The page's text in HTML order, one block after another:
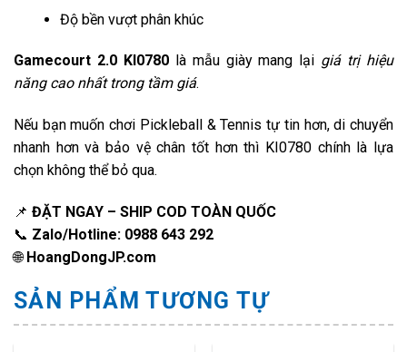
Độ bền vượt phân khúc
Gamecourt 2.0 KI0780là mẫu giày mang lại giá trị hiệu
năng cao nhất trong tầm giá.
Nếu bạn muốn chơi Pickleball & Tennis tự tin hơn, di chuyển
nhanh hơn và bảo vệ chân tốt hơn thì KI0780 chính là lựa
chọn không thể bỏ qua.
📌 ĐẶT NGAY – SHIP COD TOÀN QUỐC
📞 Zalo/Hotline: 0988 643 292
🌐HoangDongJP.com
SẢN PHẨM TƯƠNG TỰ